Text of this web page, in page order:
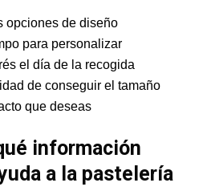
opciones de diseño
para personalizar
el día de la recogida
de conseguir el tamaño
que deseas
información
a la pastelería